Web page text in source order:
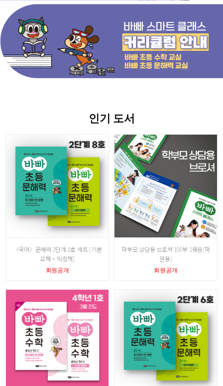
인기 도서
〈국어〉문해력 2단계 8호 세트 [기본
교재 + 익힘책]
회원공개
학부모 상담용 브로셔 100부 1묶음(학
원용)
회원공개